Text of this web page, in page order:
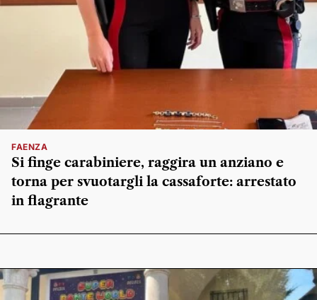
FAENZA
Si finge carabiniere, raggira un anziano e
torna per svuotargli la cassaforte: arrestato
in flagrante